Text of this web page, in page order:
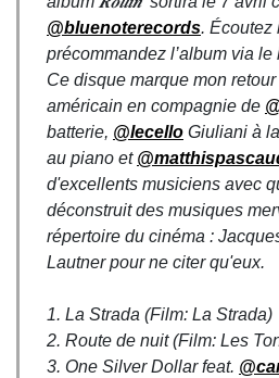
@bluenoterecords. Écoutez
précommandez l’album via
Ce disque marque mon
américain en compagnie de
batterie, @lecello Giuliani à
au piano et
d'excellents musiciens avec
déconstruit des musiques
répertoire du cinéma :
Lautner pour ne citer qu'eux.
1. La Strada (Film: La Strada)
2. Route de nuit (Film: Les
3. One Silver Dollar feat.